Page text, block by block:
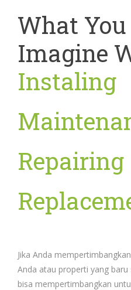
What You
Imagine
Instaling
Repairing
Jika Anda
Anda atau properti yang
bisa mempertimbangkan